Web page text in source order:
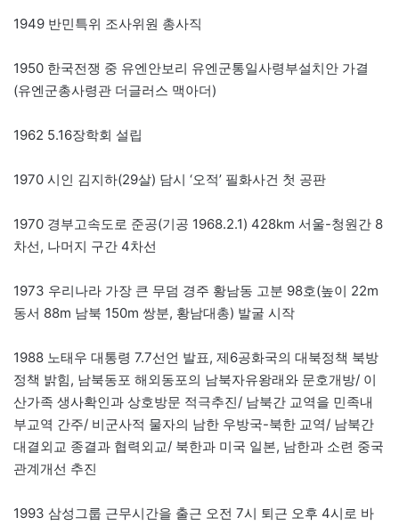
1949 반민특위 조사위원 총사직
1950 한국전쟁 중 유엔안보리 유엔군통일사령부설치안 가결
(유엔군총사령관 더글러스 맥아더)
1962 5.16장학회 설립
1970 시인 김지하(29살) 담시 ‘오적’ 필화사건 첫 공판
1970 경부고속도로 준공(기공 1968.2.1) 428km 서울-청원간 8
차선, 나머지 구간 4차선
1973 우리나라 가장 큰 무덤 경주 황남동 고분 98호(높이 22m
동서 88m 남북 150m 쌍분, 황남대총) 발굴 시작
1988 노태우 대통령 7.7선언 발표, 제6공화국의 대북정책 북방
정책 밝힘, 남북동포 해외동포의 남북자유왕래와 문호개방/ 이
산가족 생사확인과 상호방문 적극추진/ 남북간 교역을 민족내
부교역 간주/ 비군사적 물자의 남한 우방국-북한 교역/ 남북간
대결외교 종결과 협력외교/ 북한과 미국 일본, 남한과 소련 중국
관계개선 추진
1993 삼성그룹 근무시간을 출근 오전 7시 퇴근 오후 4시로 바